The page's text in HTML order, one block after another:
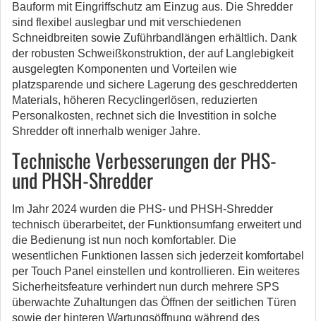
Bauform mit Eingriffschutz am Einzug aus. Die Shredder
sind flexibel auslegbar und mit verschiedenen
Schneidbreiten sowie Zuführbandlängen erhältlich. Dank
der robusten Schweißkonstruktion, der auf Langlebigkeit
ausgelegten Komponenten und Vorteilen wie
platzsparende und sichere Lagerung des geschredderten
Materials, höheren Recyclingerlösen, reduzierten
Personalkosten, rechnet sich die Investition in solche
Shredder oft innerhalb weniger Jahre.
Technische Verbesserungen der PHS-
und PHSH-Shredder
Im Jahr 2024 wurden die PHS- und PHSH-Shredder
technisch überarbeitet, der Funktionsumfang erweitert und
die Bedienung ist nun noch komfortabler. Die
wesentlichen Funktionen lassen sich jederzeit komfortabel
per Touch Panel einstellen und kontrollieren. Ein weiteres
Sicherheitsfeature verhindert nun durch mehrere SPS
überwachte Zuhaltungen das Öffnen der seitlichen Türen
sowie der hinteren Wartungsöffnung während des